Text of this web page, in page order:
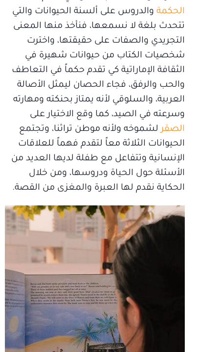
الحكمة والدروس على ألسنة الحيوانات والتي
تتحدث بلغة لا نسمعها، فنأخذ منها المعنى
التجريدي والصفات على حقيقتها، واخترت
شخصيات الكتاب من حيوانات شهيرة في
الثقافة الإماراتية كي تقدم حكماً في التعاطف
والحب والرفق، فجاء الحصان ليمثل الأصالة
العربية، والسلوقي لأنه يمتاز بحنكته ومهارته
وسرعته في الصيد، كما وقع الاختيار على
الصقرلشموخه ولأنه موطن تراثنا، وتجتمع
الحيوانات الثلاثة معاً لتقدم فهماً للعلاقات
الإنسانية وتتفاعل مع طفلة لديها العديد من
الأسئلة حول الحياة ودروسها، ومن خلال
الحكاية نقدم لها العبرة والمغزى من القصة.